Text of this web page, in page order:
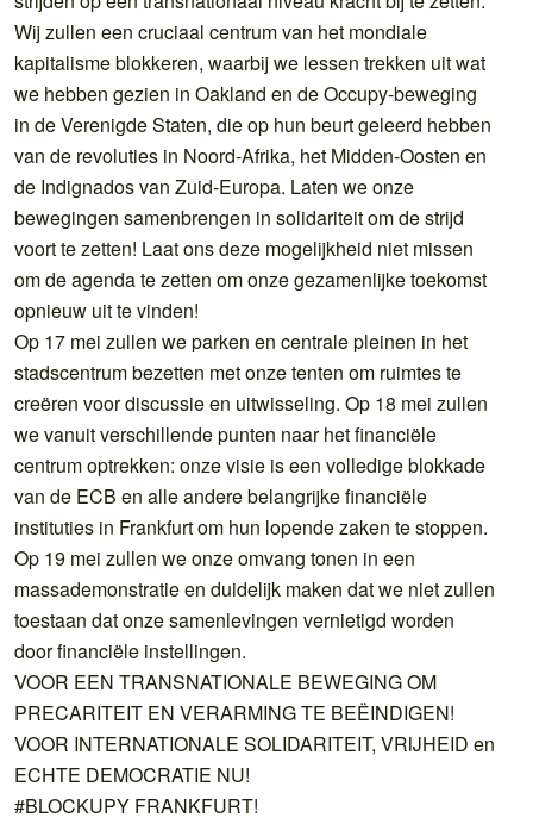
Wij zullen een cruciaal centrum van het mondiale
kapitalisme blokkeren, waarbij we lessen trekken uit wat
we hebben gezien in Oakland en de Occupy-beweging
in de Verenigde Staten, die op hun beurt geleerd hebben
van de revoluties in Noord-Afrika, het Midden-Oosten en
de Indignados van Zuid-Europa. Laten we onze
bewegingen samenbrengen in solidariteit om de strijd
voort te zetten! Laat ons deze mogelijkheid niet missen
om de agenda te zetten om onze gezamenlijke toekomst
opnieuw uit te vinden!
Op 17 mei zullen we parken en centrale pleinen in het
stadscentrum bezetten met onze tenten om ruimtes te
creëren voor discussie en uitwisseling. Op 18 mei zullen
we vanuit verschillende punten naar het financiële
centrum optrekken: onze visie is een volledige blokkade
van de ECB en alle andere belangrijke financiële
instituties in Frankfurt om hun lopende zaken te stoppen.
Op 19 mei zullen we onze omvang tonen in een
massademonstratie en duidelijk maken dat we niet zullen
toestaan dat onze samenlevingen vernietigd worden
door financiële instellingen.
VOOR EEN TRANSNATIONALE BEWEGING OM
PRECARITEIT EN VERARMING TE BEËINDIGEN!
VOOR INTERNATIONALE SOLIDARITEIT, VRIJHEID en
ECHTE DEMOCRATIE NU!
#BLOCKUPY FRANKFURT!